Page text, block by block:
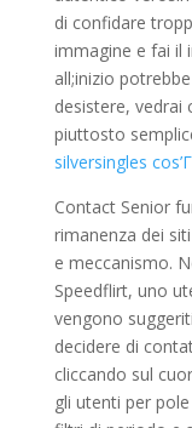
di confidare
immagine e fai il
all;inizio
desistere, vedrai
piuttosto
silversingles
Contact Senior
rimanenza dei
e meccanismo.
Speedflirt, uno
vengono
decidere di
cliccando sul
gli utenti per